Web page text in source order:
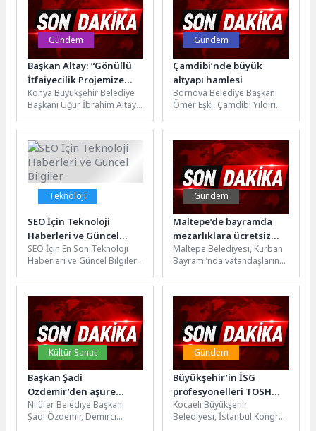
Gündem
Başkan Altay: “Gönüllü
İtfaiyecilik Projemize
Katılan Tüm
Hemşehrilerimize
Teşekkür Ediyorum”
Konya Büyükşehir Belediye
Başkanı Uğur İbrahim Altay,
Gönüllü İtfaiyecilik Programı
kapsamında Çumra Apa...
Gündem
Çamdibi’nde büyük
altyapı hamlesi
Bornova Belediye Başkanı
Ömer Eşki, Çamdibi Yıldırım
parke taşların yerine yapılan
sıcak...
Teknoloji
SEO İçin Teknoloji
Haberleri ve Güncel
Bilgiler
SEO İçin En Son Teknoloji
Haberleri ve Güncel Bilgiler
Güncel Gelişmeleri...
Gündem
Maltepe’de bayramda
mezarlıklara ücretsiz
ring seferleri başladı
Maltepe Belediyesi, Kurban
Bayramı’nda vatandaşların
kolaylaştırmak için
mezarlıklara ring seferleri
düzenledi.Kurban Bayramı
dolayısıyla...
Kültür Sanat
Başkan Şadi
Özdemir’den aşure
ikramı
Nilüfer Belediye Başkanı
Şadi Özdemir, Demirci
Gündem
Büyükşehir’in İSG
profesyonelleri TOSH
Expo’da
Kocaeli Büyükşehir
Belediyesi, İstanbul Kongre